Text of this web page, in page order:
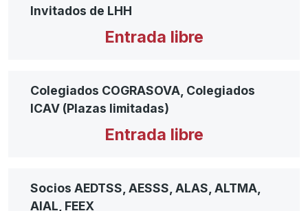
Invitados de LHH
Entrada libre
Colegiados COGRASOVA, Colegiados
ICAV (Plazas limitadas)
Entrada libre
Socios AEDTSS, AESSS, ALAS, ALTMA,
AIAL, FEEX